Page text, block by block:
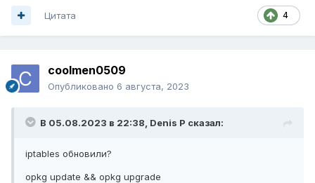
4
Цитата
coolmen0509
Опубликовано 6 августа, 2023
В 05.08.2023 в 22:38, Denis P сказал:
iptables обновили?
opkg update && opkg upgrade